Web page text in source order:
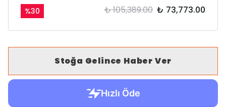
%30 ₺ 105,389.00 ₺ 73,773.00
Stoğa Gelince Haber Ver